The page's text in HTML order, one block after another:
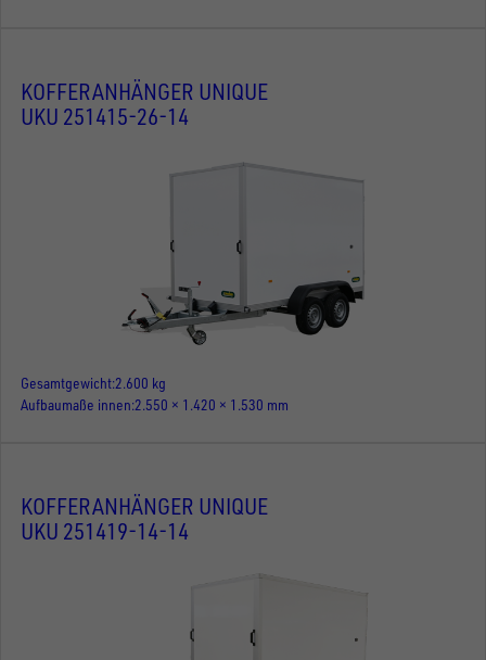
KOFFERANHÄNGER UNIQUE
UKU 251415-26-14
Gesamtgewicht 2.600 kg
Aufbaumaße innen 2.550 × 1.420 × 1.530 mm
KOFFERANHÄNGER UNIQUE
UKU 251419-14-14